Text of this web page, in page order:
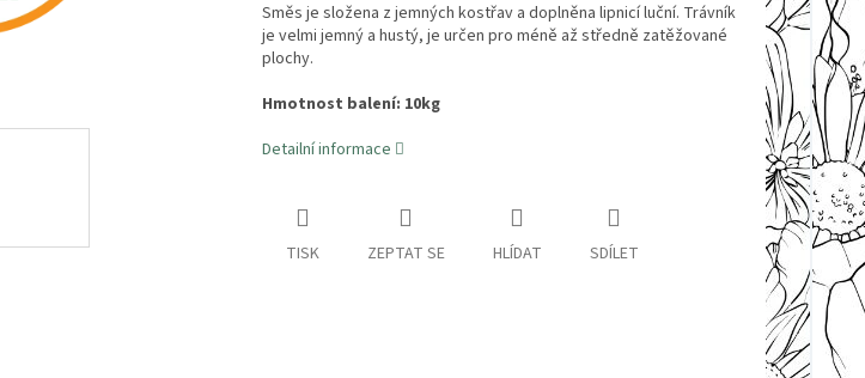
Směs je složena z jemných kostřav a doplněna lipnicí luční. Trávník
je velmi jemný a hustý, je určen pro méně až středně zatěžované
plochy.
Hmotnost balení: 10kg
Detailní informace
TISK ZEPTAT SE HLÍDAT SDÍLET